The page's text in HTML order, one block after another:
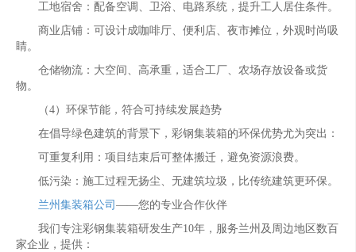
工地宿舍：配备空调、卫浴、电路系统，提升工人居住条件。
商业店铺：可设计成咖啡厅、便利店、夜市摊位，外观时尚吸
睛。
仓储物流：大空间、高承重，适合工厂、农场存放设备或货
物。
（4）环保节能，符合可持续发展趋势
在倡导绿色建筑的背景下，彩钢集装箱的环保优势尤为突出：
可重复利用：项目结束后可整体搬迁，避免资源浪费。
低污染：施工过程无扬尘、无建筑垃圾，比传统建筑更环保。
兰州集装箱公司 ——您的专业合作伙伴
我们专注彩钢集装箱研发生产10年，服务兰州及周边地区数百
家企业，提供：